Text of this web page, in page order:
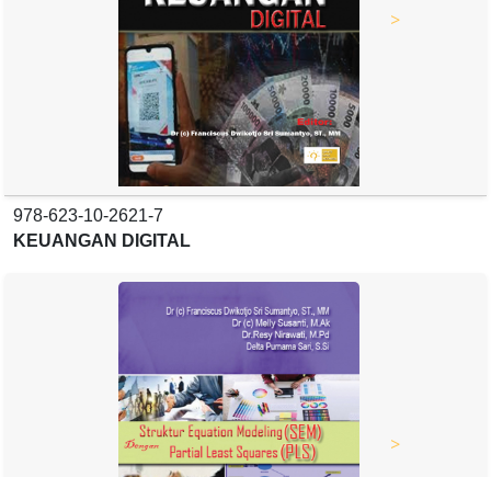
>
978-623-10-2621-7
KEUANGAN DIGITAL
>